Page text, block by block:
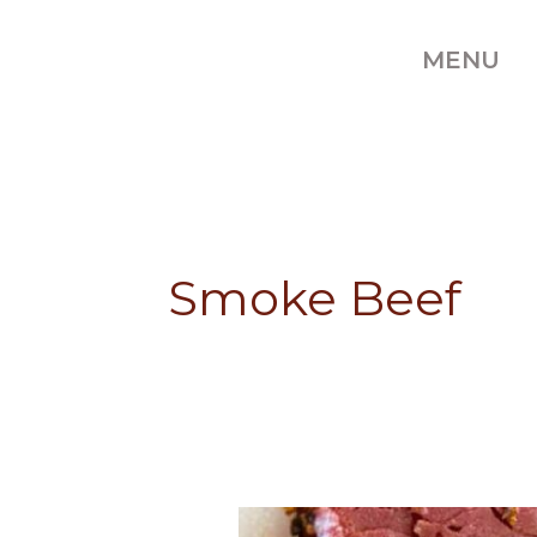
MENU
Smoke Beef
Ragam
Ragam